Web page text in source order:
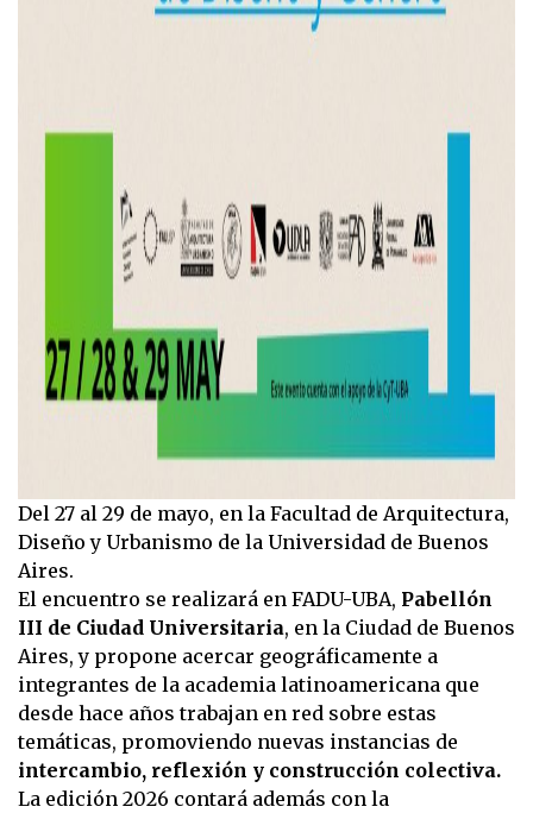
Del 27 al 29 de mayo, en la Facultad de Arquitectura,
Diseño y Urbanismo de la Universidad de Buenos
Aires.
El encuentro se realizará en FADU-UBA, Pabellón
III de Ciudad Universitaria, en la Ciudad de Buenos
Aires, y propone acercar geográficamente a
integrantes de la academia latinoamericana que
desde hace años trabajan en red sobre estas
temáticas, promoviendo nuevas instancias de
intercambio, reflexión y construcción colectiva.
La edición 2026 contará además con la